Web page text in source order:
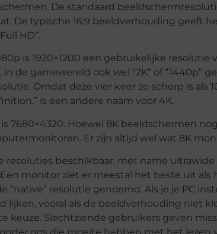
De standaard
De typische 16:9 beeldverhouding geeft
HD”.
is 1920×1200 een gebruikelijke
in de gamewereld ook wel “2K” of “1440p”
Omdat deze vier keer zo scherp is als
is een andere naam voor 4K.
is 7680×4320. Hoewel 8K beeldschermen
Er zijn altijd wel wat 8K
resoluties beschikbaar, met name
Een monitor ziet er meestal het beste uit
“native” resolutie genoemd. Als je je PC
lijken, vooral als de beeldverhouding niet
keuze. Slechtziende gebruikers geven